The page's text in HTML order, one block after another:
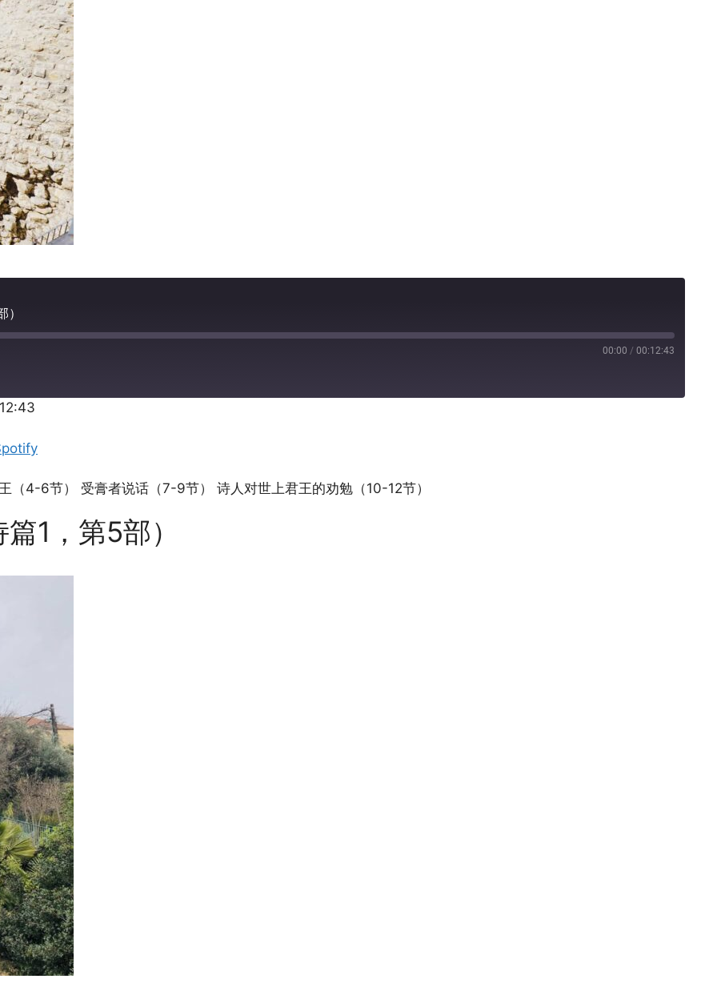
00:00 / 00:12:43
（4-6节） 受膏者说话（7-9节） 诗人对世上君王的劝勉（10-12节）
1，第5部）